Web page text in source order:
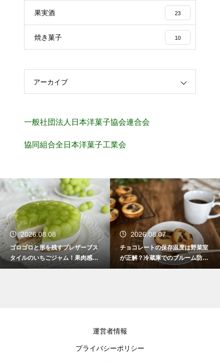
果実酒 23
焼き菓子 10
アーカイブ
一般社団法人日本洋菓子協会連合会
協同組合全日本洋菓子工業会
2026.08.08
ゴロゴロと形を残すプレザーブス
タイルのいちごジャム！果肉感を
たっぷり楽しむ美味しいレシピ
2026.08.07
チョコレートの保存温度は野菜室
が正解？冷蔵庫でのブルーム防止
策
運営者情報
プライバシーポリシー